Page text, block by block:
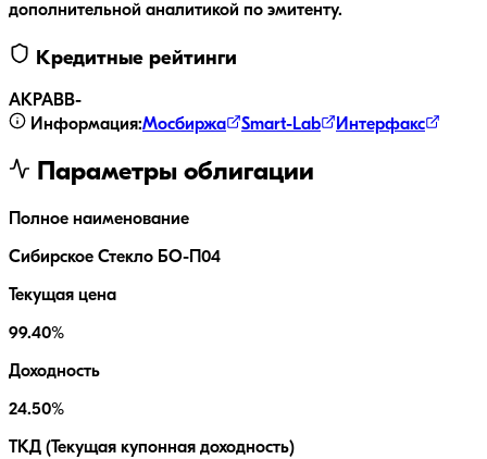
дополнительной аналитикой по эмитенту.
Кредитные рейтинги
АКРАBB-
Информация:Мосбиржа Smart-Lab Интерфакс
Параметры облигации
Полное наименование
Сибирское Стекло БО-П04
Текущая цена
99.40%
Доходность
24.50%
ТКД (Текущая купонная доходность)